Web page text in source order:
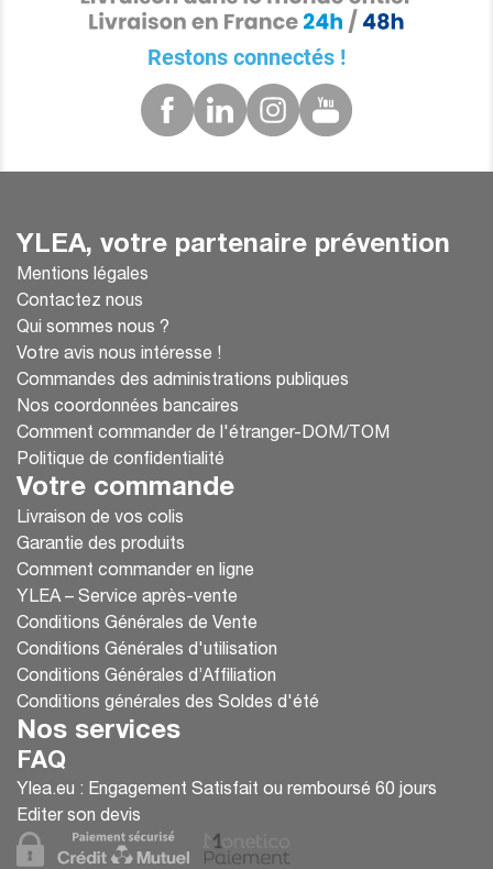
Restons connectés !
YLEA, votre partenaire prévention
Mentions légales
Contactez nous
Qui sommes nous ?
Votre avis nous intéresse !
Commandes des administrations publiques
Nos coordonnées bancaires
Comment commander de l'étranger-DOM/TOM
Politique de confidentialité
Votre commande
Livraison de vos colis
Garantie des produits
Comment commander en ligne
YLEA – Service après-vente
Conditions Générales de Vente
Conditions Générales d'utilisation
Conditions Générales d’Affiliation
Conditions générales des Soldes d'été
Nos services
FAQ
Ylea.eu : Engagement Satisfait ou remboursé 60 jours
Editer son devis